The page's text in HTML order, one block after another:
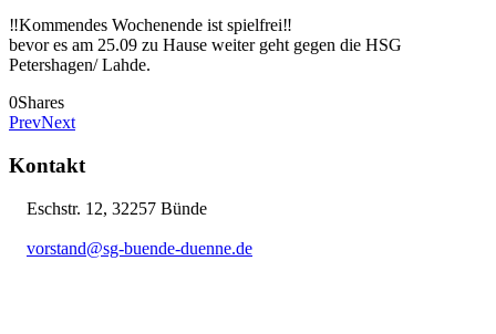
‼️Kommendes Wochenende ist spielfrei‼️
bevor es am 25.09 zu Hause weiter geht gegen die HSG
Petershagen/ Lahde.
0Shares
PrevNext
Kontakt
Eschstr. 12, 32257 Bünde
vorstand@sg-buende-duenne.de